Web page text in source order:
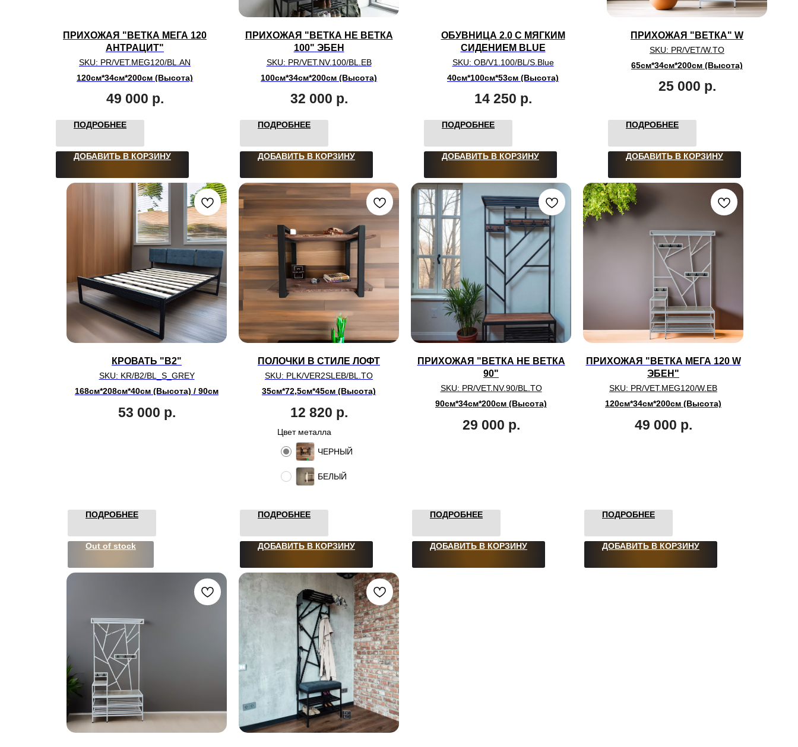
ПРИХОЖАЯ "ВЕТКА МЕГА 120
АНТРАЦИТ"
SKU: PR/VET.MEG120/BL.AN
120см*34см*200см (Высота)
49 000 р.
ПОДРОБНЕЕ
ДОБАВИТЬ В КОРЗИНУ
ПРИХОЖАЯ "ВЕТКА НЕ ВЕТКА
100" ЭБЕН
SKU: PR/VET.NV.100/BL.EB
100см*34см*200см (Высота)
32 000 р.
ПОДРОБНЕЕ
ДОБАВИТЬ В КОРЗИНУ
ОБУВНИЦА 2.0 С МЯГКИМ
СИДЕНИЕМ BLUE
SKU: OB/V1.100/BL/S.Blue
40см*100см*53см (Высота)
14 250 р.
ПОДРОБНЕЕ
ДОБАВИТЬ В КОРЗИНУ
ПРИХОЖАЯ "ВЕТКА" W
SKU: PR/VET/W.TO
65см*34см*200см (Высота)
25 000 р.
ПОДРОБНЕЕ
ДОБАВИТЬ В КОРЗИНУ
КРОВАТЬ "B2"
SKU: KR/B2/BL_S_GREY
168см*208см*40см (Высота) / 90см
53 000 р.
ПОДРОБНЕЕ
Out of stock
ПОЛОЧКИ В СТИЛЕ ЛОФТ
SKU: PLK/VER2SLEB/BL.TO
35см*72,5см*45см (Высота)
12 820 р.
Цвет металла
ЧЕРНЫЙ
БЕЛЫЙ
ПОДРОБНЕЕ
ДОБАВИТЬ В КОРЗИНУ
ПРИХОЖАЯ "ВЕТКА НЕ ВЕТКА
90"
SKU: PR/VET.NV.90/BL.TO
90см*34см*200см (Высота)
29 000 р.
ПОДРОБНЕЕ
ДОБАВИТЬ В КОРЗИНУ
ПРИХОЖАЯ "ВЕТКА МЕГА 120 W
ЭБЕН"
SKU: PR/VET.MEG120/W.EB
120см*34см*200см (Высота)
49 000 р.
ПОДРОБНЕЕ
ДОБАВИТЬ В КОРЗИНУ